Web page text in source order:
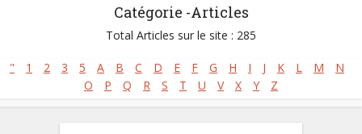
Catégorie -Articles
Total Articles sur le site : 285
" 1 2 3 5 A B C D E F G H I J K L M
N
O
P Q R S T U V X Y Z